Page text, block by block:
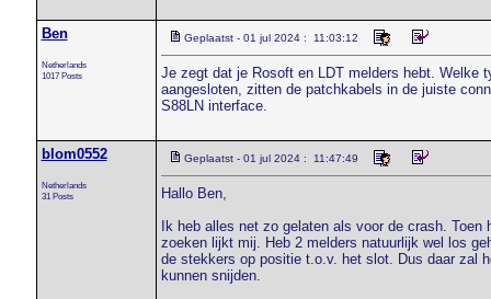
Ben
Netherlands
1017 Posts
Geplaatst - 01 jul 2024 : 11:03:12
Je zegt dat je Rosoft en LDT melders hebt. Welke
aangesloten, zitten de patchkabels in de juiste
S88LN interface.
blom0552
Netherlands
31 Posts
Geplaatst - 01 jul 2024 : 11:47:49
Hallo Ben,
Ik heb alles net zo gelaten als voor de crash.
zoeken lijkt mij. Heb 2 melders natuurlijk wel los
de stekkers op positie t.o.v. het slot. Dus daar zal
kunnen snijden.